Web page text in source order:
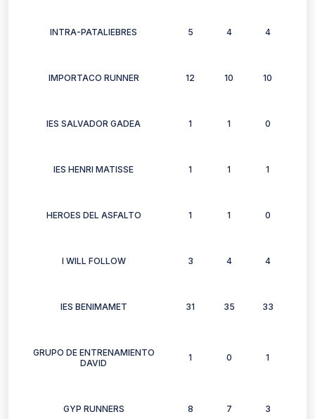
INTRA-PATALIEBRES 5 4 4
IMPORTACO RUNNER 12 10 10
IES SALVADOR GADEA 1 1 0
IES HENRI MATISSE 1 1 1
HEROES DEL ASFALTO 1 1 0
I WILL FOLLOW 3 4 4
IES BENIMAMET 31 35 33
GRUPO DE ENTRENAMIENTO
DAVID
1 0 1
GYP RUNNERS 8 7 3